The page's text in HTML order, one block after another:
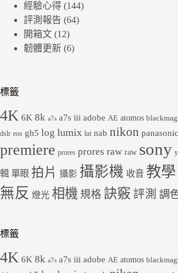
經驗心得 (144)
評測報告 (64)
開箱文 (12)
韌體更新 (6)
標籤
4K 6K 8k a7s a7s iii adobe AE atomos
dslr eos gh5 log lumix lut nab nikon panasonic
premiere prores prores raw raw sony
輯 單眼 拍片 攝影 攝影機 收音 教學
無反 燈光 相機 規格 訣竅 評測 調
標籤
4K 6K 8k a7s a7s iii adobe AE atomos